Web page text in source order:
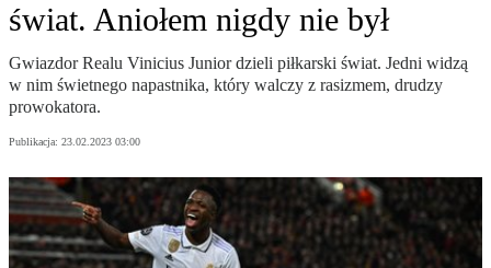
świat. Aniołem nigdy nie był
Gwiazdor Realu Vinicius Junior dzieli piłkarski świat. Jedni widzą
w nim świetnego napastnika, który walczy z rasizmem, drudzy
prowokatora.
Publikacja: 23.02.2023 03:00